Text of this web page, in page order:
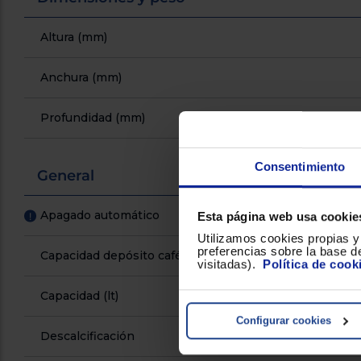
Consentimiento
Esta página web usa
Utilizamos cookies propias
preferencias sobre la base
visitadas). Política de
Configurar cookies
Altura (mm)
Anchura (mm)
Profundidad (mm)
General
! Apagado automático
Capacidad depósito café (gr)
Capacidad (lt)
Descalcificación